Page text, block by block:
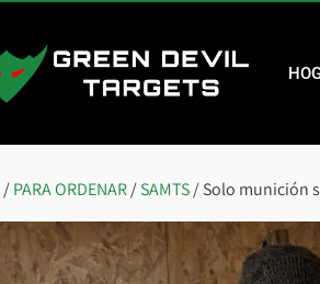
/PARA ORDENAR/SAMTS/ Solo munición